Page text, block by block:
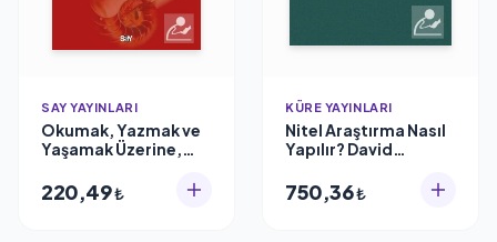
SAY YAYINLARI
Okumak, Yazmak ve
Yaşamak Üzerine,
Schopenhauer
220,49₺
KÜRE YAYINLARI
Nitel Araştırma Nasıl
Yapılır? David
750,36₺